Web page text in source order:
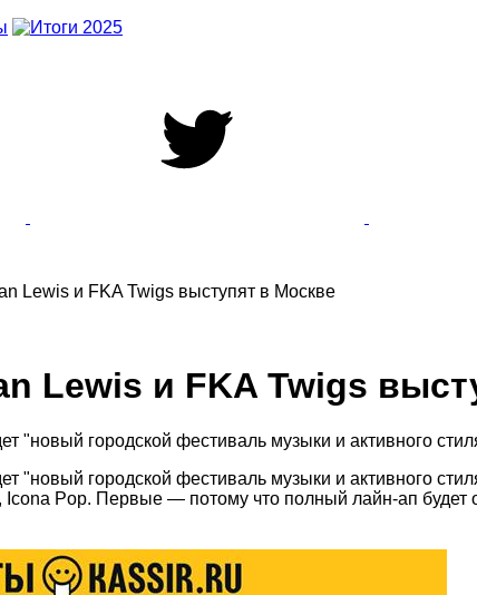
Lewis и FKA Twigs выступят в Москве
Lewis и FKA Twigs
"новый городской фестиваль музыки и активного
"новый городской фестиваль музыки и активного
Icona Pop. Первые — потому что полный лайн-ап будет